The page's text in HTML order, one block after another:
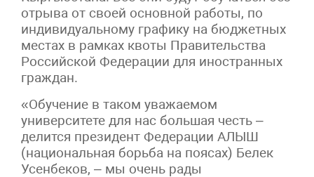
отрыва от своей основной работы, по
индивидуальному графику на бюджетных
местах в рамках квоты Правительства
Российской Федерации для иностранных
граждан.
«Обучение в таком уважаемом
университете для нас большая честь –
делится президент Федерации АЛЫШ
(национальная борьба на поясах) Белек
Усенбеков, – мы очень рады